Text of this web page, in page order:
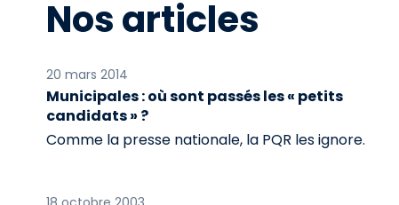
Nos articles
20 mars 2014
Municipales : où sont passés les « petits
candidats » ?
Comme la presse nationale, la PQR les ignore.